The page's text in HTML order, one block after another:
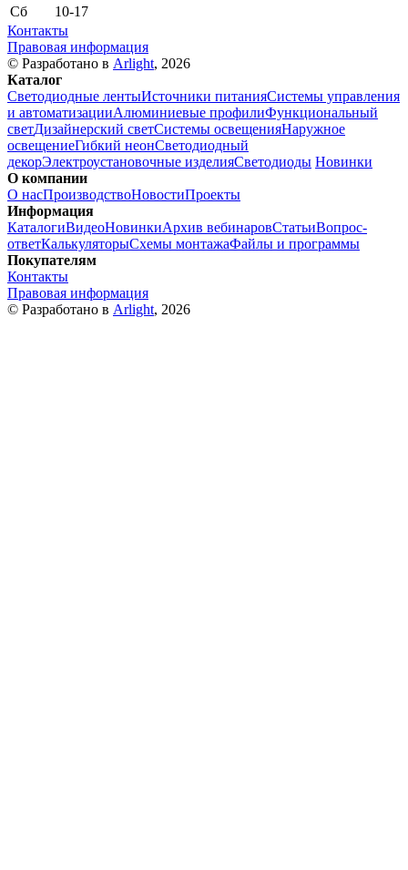
Сб
10-17
Контакты
Правовая информация
© Разработано в Arlight, 2026
Каталог
Светодиодные лентыИсточники питанияСистемы управления
и автоматизацииАлюминиевые профилиФункциональный
светДизайнерский светСистемы освещенияНаружное
освещениеГибкий неонСветодиодный
декорЭлектроустановочные изделияСветодиоды Новинки
О компании
О насПроизводствоНовостиПроекты
Информация
КаталогиВидеоНовинкиАрхив вебинаровСтатьиВопрос-
ответКалькуляторыСхемы монтажаФайлы и программы
Покупателям
Контакты
Правовая информация
© Разработано в Arlight, 2026